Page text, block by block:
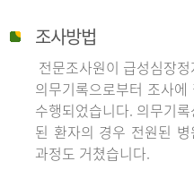
조사방법
전문조사원이 급성심장
의무기록으로부터 조사
수행되었습니다. 의무기
된 환자의 경우 전원된
과정도 거쳤습니다.